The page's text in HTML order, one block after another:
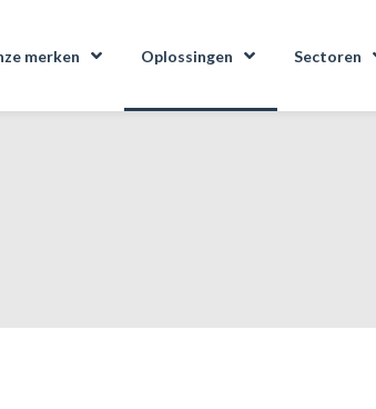
merken Oplossingen Sectoren